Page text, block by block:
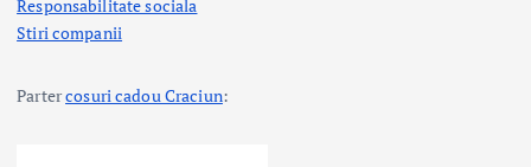
Responsabilitate sociala
Stiri companii
Partercosuri cadou Craciun: